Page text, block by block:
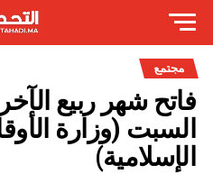
مجتمع
السبت (وزارة
الإسلامية)